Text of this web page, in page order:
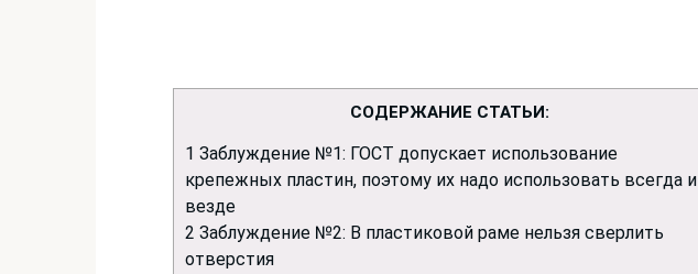
СОДЕРЖАНИЕ СТАТЬИ:
1 Заблуждение №1: ГОСТ допускает использование
крепежных пластин, поэтому их надо использовать всегда и
везде
2 Заблуждение №2: В пластиковой раме нельзя сверлить
отверстия